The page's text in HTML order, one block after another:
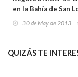
en la Bahía de San
30 de May de 2013
QUIZÁS TE